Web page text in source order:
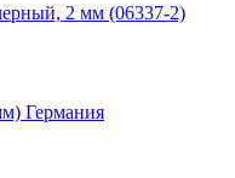
2 мм (06337-2)
Германия